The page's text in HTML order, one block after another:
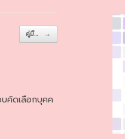
คู่มื… →
บคัดเลือกบุคค